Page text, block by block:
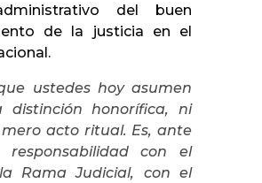
del buen
de la justicia en el
ustedes hoy asumen
distinción honorífica, ni
acto ritual. Es, ante
responsabilidad con el
Rama Judicial, con el